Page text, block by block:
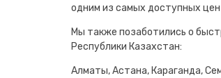
одним из самых доступных цен
Мы также позаботились о
Республики Казахстан:
Алматы, Астана, Караганда,